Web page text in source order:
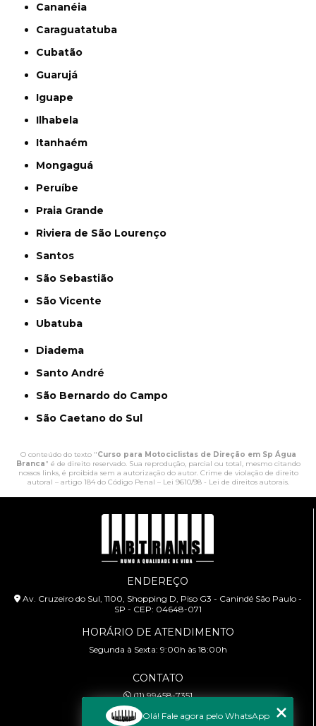
Cananéia
Caraguatatuba
Cubatão
Guarujá
Iguape
Ilhabela
Itanhaém
Mongaguá
Peruíbe
Praia Grande
Riviera de São Lourenço
Santos
São Sebastião
São Vicente
Ubatuba
Diadema
Santo André
São Bernardo do Campo
São Caetano do Sul
O conteúdo do texto "Curso para Motociclistas de Direção em Sp Água
Branca" é de direito reservado. Sua reprodução, parcial ou total, mesmo citando
nossos links, é proibida sem a autorização do autor. Crime de violação de direito
autoral – artigo 184 do Código Penal – Lei 9610/98 - Lei de direitos autorais.
ENDEREÇO
Av. Cruzeiro do Sul, 1100, Shopping D, Piso G3 - Canindé São Paulo -
SP - CEP: 04648-071
HORÁRIO DE ATENDIMENTO
Segunda à Sexta: 9:00h às 18:00h
CONTATO
(11) 99458-7351
cursoabtrans@gmail.com
Olá! Fale agora pelo WhatsApp